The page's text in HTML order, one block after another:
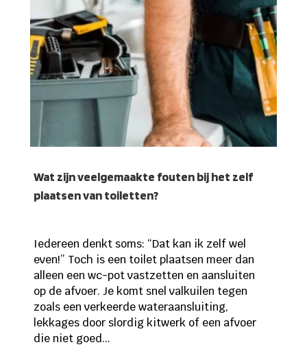
Wat zijn veelgemaakte fouten bij het zelf
plaatsen van toiletten?
Iedereen denkt soms: “Dat kan ik zelf wel
even!” Toch is een toilet plaatsen meer dan
alleen een wc-pot vastzetten en aansluiten
op de afvoer. Je komt snel valkuilen tegen
zoals een verkeerde wateraansluiting,
lekkages door slordig kitwerk of een afvoer
die niet goed...